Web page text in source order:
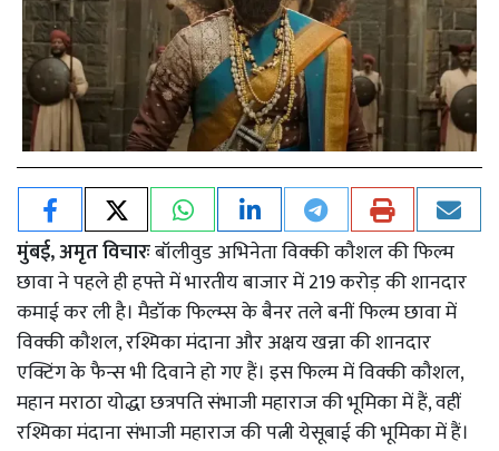
मुंबई, अमृत विचारःबॉलीवुड अभिनेता विक्की कौशल की फिल्म
छावा ने पहले ही हफ्ते में भारतीय बाजार में 219 करोड़ की शानदार
कमाई कर ली है। मैडॉक फिल्म्स के बैनर तले बनीं फिल्म छावा में
विक्की कौशल, रश्मिका मंदाना और अक्षय खन्ना की शानदार
एक्टिंग के फैन्स भी दिवाने हो गए हैं। इस फिल्म में विक्की कौशल,
महान मराठा योद्धा छत्रपति संभाजी महाराज की भूमिका में हैं, वहीं
रश्मिका मंदाना संभाजी महाराज की पत्नी येसूबाई की भूमिका में हैं।